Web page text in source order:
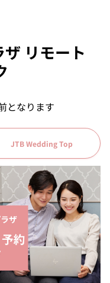
リモート
となります
JTB Wedding Top